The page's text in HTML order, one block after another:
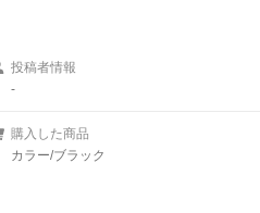
投稿者情報
-
購入した商品
カラー/ブラック